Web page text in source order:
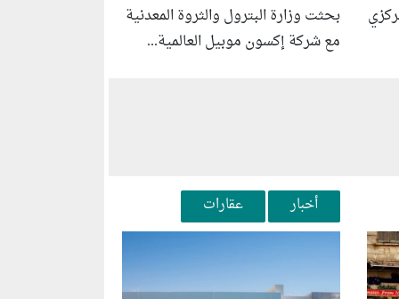
بحثت وزارة البترول والثروة المعدنية
مع شركة إكسون موبيل العالمية...
أخبار عقارات